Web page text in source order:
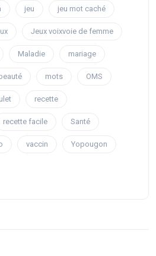
jeu jeu mot caché
Jeux voixvoie de femme
Maladie mariage
mots OMS
recette
recette facile Santé
vaccin Yopougon